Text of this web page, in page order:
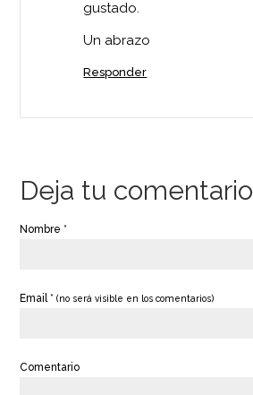
gustado.
Un abrazo
Responder
Deja tu comentario
Nombre *
Email *(no será visible en los comentarios)
Comentario